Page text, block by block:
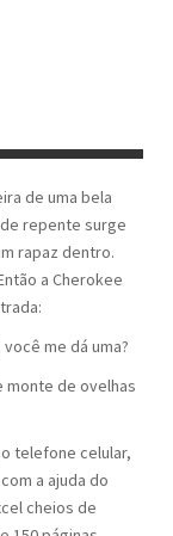
de uma bela
repente surge
rapaz dentro.
a Cherokee
me dá uma?
monte de ovelhas
telefone celular,
a ajuda do
cheios de